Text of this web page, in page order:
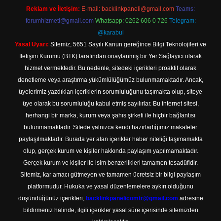
Reklam ve İletişim: E-mail: backlinkpaneli@gmail.com Teams:
forumhizmeti@gmail.com Whatsapp: 0262 606 0 726 Telegram:
@karabul
Yasal Uyarı: Sitemiz, 5651 Sayılı Kanun gereğince Bilgi Teknolojileri ve
İletişim Kurumu (BTK) tarafından onaylanmış bir Yer Sağlayıcı olarak
hizmet vermektedir. Bu nedenle, sitedeki içerikleri proaktif olarak
denetleme veya araştırma yükümlülüğümüz bulunmamaktadır. Ancak,
üyelerimiz yazdıkları içeriklerin sorumluluğunu taşımakta olup, siteye
üye olarak bu sorumluluğu kabul etmiş sayılırlar. Bu internet sitesi,
herhangi bir marka, kurum veya şahıs şirketi ile hiçbir bağlantısı
bulunmamaktadır. Sitede yalnızca kendi hazırladığımız makaleler
paylaşılmaktadır. Burada yer alan içerikler haber niteliği taşımamakta
olup, gerçek kurum ve kişiler hakkında paylaşım yapılmamaktadır.
Gerçek kurum ve kişiler ile isim benzerlikleri tamamen tesadüfidir.
Sitemiz, kar amacı gütmeyen ve tamamen ücretsiz bir bilgi paylaşım
platformudur. Hukuka ve yasal düzenlemelere aykırı olduğunu
düşündüğünüz içerikleri, backlinkpanelicomtr@gmail.com adresine
bildirmeniz halinde, ilgili içerikler yasal süre içerisinde sitemizden